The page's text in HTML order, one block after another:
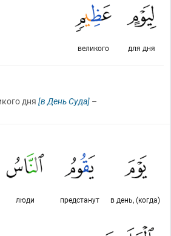
для дня
великого
дня [в День Суда] –
в день, (когда)
предстанут
люди